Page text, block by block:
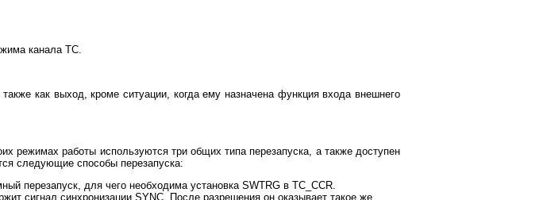
канала ТС.
как выход, кроме ситуации, когда ему назначена функция входа внешнего
режимах работы используются три общих типа перезапуска, а также доступен
следующие способы перезапуска:
перезапуск, для чего необходима установка SWTRG в TC_CCR.
сигнал синхронизации SYNC. После разрешения он оказывает такое же